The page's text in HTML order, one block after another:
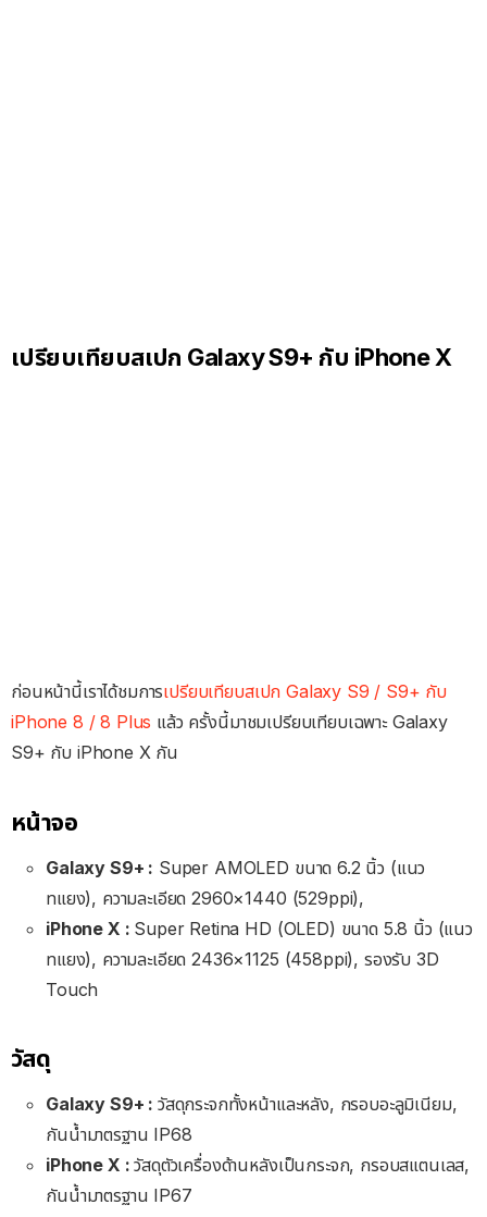
เปรียบเทียบสเปก Galaxy S9+ กับ iPhone X
ก่อนหน้านี้เราได้ชมการเปรียบเทียบสเปก Galaxy S9 / S9+ กับ
iPhone 8 / 8 Plus แล้ว ครั้งนี้มาชมเปรียบเทียบเฉพาะ Galaxy
S9+ กับ iPhone X กัน
หน้าจอ
Galaxy S9+ : Super AMOLED ขนาด 6.2 นิ้ว (แนว
ทแยง), ความละเอียด 2960×1440 (529ppi),
iPhone X : Super Retina HD (OLED) ขนาด 5.8 นิ้ว (แนว
ทแยง), ความละเอียด 2436×1125 (458ppi), รองรับ 3D
Touch
วัสดุ
Galaxy S9+ : วัสดุกระจกทั้งหน้าและหลัง, กรอบอะลูมิเนียม,
กันน้ำมาตรฐาน IP68
iPhone X :วัสดุตัวเครื่องด้านหลังเป็นกระจก, กรอบสแตนเลส,
กันน้ำมาตรฐาน IP67